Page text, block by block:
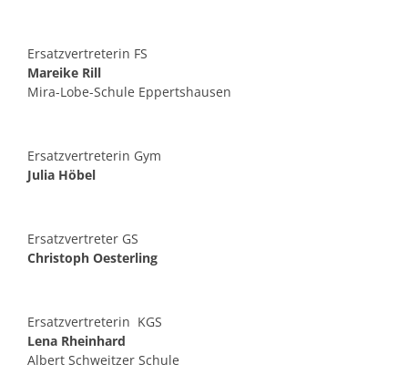
Ersatzvertreterin FS
Mareike Rill
Mira-Lobe-Schule Eppertshausen
Ersatzvertreterin Gym
Julia Höbel
Ersatzvertreter GS
Christoph Oesterling
Ersatzvertreterin KGS
Lena Rheinhard
Albert Schweitzer Schule